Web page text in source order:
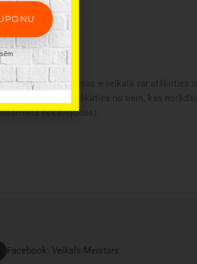
Produktu cenas e-veikalā var atšķirties no
nekavējoties).
Facebook: Veikals Meistars